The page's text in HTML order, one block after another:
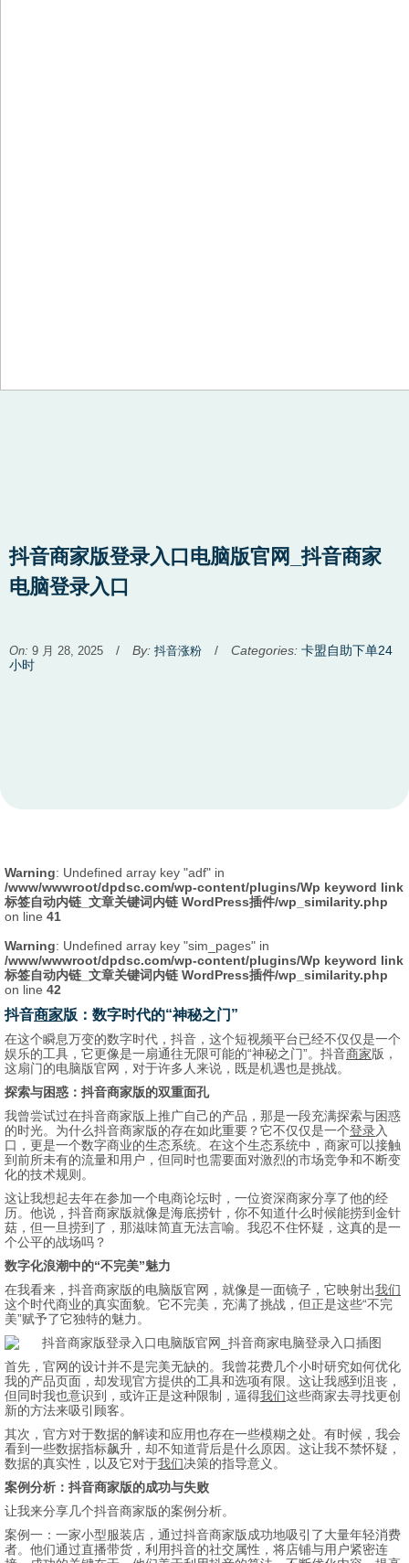
抖音商家版登录入口电脑版官网_抖音商家
电脑登录入口
On: 9 月 28, 2025 / By: 抖音涨粉 / Categories: Used
卡盟自助下单24
小时
Warning: Undefined array key "adf" in
/www/wwwroot/dpdsc.com/wp-content/plugins/Wp keyword link
标签自动内链_文章关键词内链 WordPress插件/wp_similarity.php
on line 41
Warning: Undefined array key "sim_pages" in
/www/wwwroot/dpdsc.com/wp-content/plugins/Wp keyword link
标签自动内链_文章关键词内链 WordPress插件/wp_similarity.php
on line 42
抖音商家版：数字时代的“神秘之门”
在这个瞬息万变的数字时代，抖音，这个短视频平台已经不仅仅是一个
娱乐的工具，它更像是一扇通往无限可能的“神秘之门”。抖音商家版，
这扇门的电脑版官网，对于许多人来说，既是机遇也是挑战。
探索与困惑：抖音商家版的双重面孔
我曾尝试过在抖音商家版上推广自己的产品，那是一段充满探索与困惑
的时光。为什么抖音商家版的存在如此重要？它不仅仅是一个登录入
口，更是一个数字商业的生态系统。在这个生态系统中，商家可以接触
到前所未有的流量和用户，但同时也需要面对激烈的市场竞争和不断变
化的技术规则。
这让我想起去年在参加一个电商论坛时，一位资深商家分享了他的经
历。他说，抖音商家版就像是海底捞针，你不知道什么时候能捞到金针
菇，但一旦捞到了，那滋味简直无法言喻。我忍不住怀疑，这真的是一
个公平的战场吗？
数字化浪潮中的“不完美”魅力
在我看来，抖音商家版的电脑版官网，就像是一面镜子，它映射出我们
这个时代商业的真实面貌。它不完美，充满了挑战，但正是这些“不完
美”赋予了它独特的魅力。
首先，官网的设计并不是完美无缺的。我曾花费几个小时研究如何优化
我的产品页面，却发现官方提供的工具和选项有限。这让我感到沮丧，
但同时我也意识到，或许正是这种限制，逼得我们这些商家去寻找更创
新的方法来吸引顾客。
其次，官方对于数据的解读和应用也存在一些模糊之处。有时候，我会
看到一些数据指标飙升，却不知道背后是什么原因。这让我不禁怀疑，
数据的真实性，以及它对于我们决策的指导意义。
案例分析：抖音商家版的成功与失败
让我来分享几个抖音商家版的案例分析。
案例一：一家小型服装店，通过抖音商家版成功地吸引了大量年轻消费
者。他们通过直播带货，利用抖音的社交属性，将店铺与用户紧密连